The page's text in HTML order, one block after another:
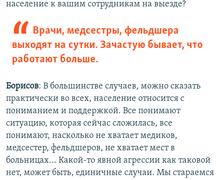
население к вашим сотрудникам на выезде?
Врачи, медсестры, фельдшера
выходят на сутки. Зачастую бывает, что
работают больше.
Борисов: В большинстве случаев, можно сказать
практически во всех, население относится с
пониманием и поддержкой. Все понимают
ситуацию, которая сейчас сложилась, все
понимают, насколько не хватает медиков,
медсестер, фельдшеров, не хватает мест в
больницах... Какой-то явной агрессии как таковой
нет, может быть, единичные случаи. Мы стараемся